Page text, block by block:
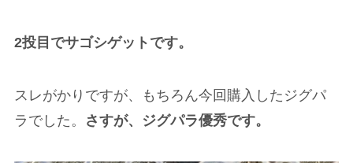
2投目でサゴシゲットです。
スレがかりですが、もちろん今回購入したジグパ
ラでした。
さすが、ジグパラ優秀です。